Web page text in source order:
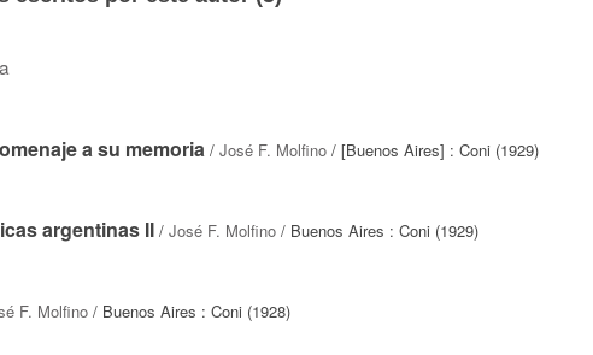
a su memoria / José F. Molfino / [Buenos Aires] : Coni (1929)
argentinas II / José F. Molfino / Buenos Aires : Coni (1929)
F. Molfino / Buenos Aires : Coni (1928)